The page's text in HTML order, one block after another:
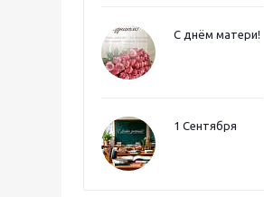
С днём матери!
1 Сентября